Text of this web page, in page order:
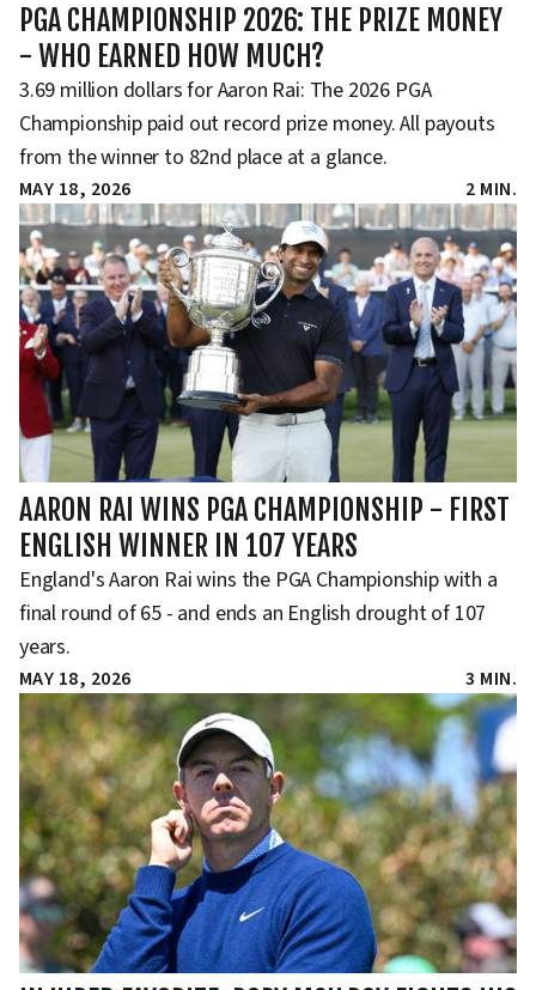
PGA CHAMPIONSHIP 2026: THE PRIZE MONEY
- WHO EARNED HOW MUCH?
3.69 million dollars for Aaron Rai: The 2026 PGA
Championship paid out record prize money. All payouts
from the winner to 82nd place at a glance.
MAY 18, 2026 2 MIN.
AARON RAI WINS PGA CHAMPIONSHIP - FIRST
ENGLISH WINNER IN 107 YEARS
England's Aaron Rai wins the PGA Championship with a
final round of 65 - and ends an English drought of 107
years.
MAY 18, 2026 3 MIN.